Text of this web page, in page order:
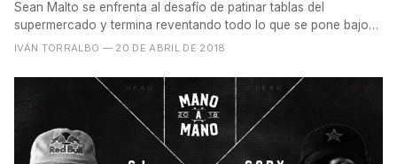
Sean Malto se enfrenta al desafío de patinar tablas del
supermercado y termina reventando todo lo que se pone bajo
sus...
IVÁN TORRALBO — 20 DE ABRIL DE 2018